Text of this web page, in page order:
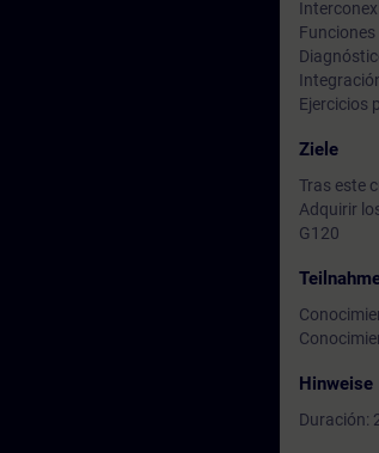
Ejercicios
Ziele
Tras este
Adquirir
G120
Hinweise
Duración: